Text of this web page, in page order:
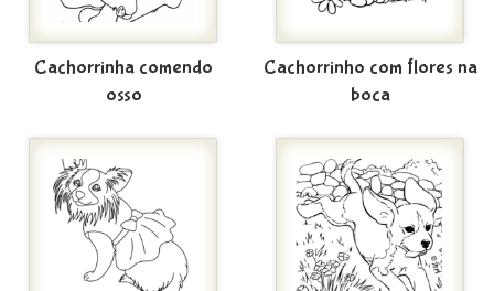
Cachorrinha comendo
osso
Cachorrinho com flores na
boca